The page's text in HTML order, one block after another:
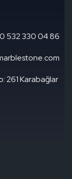
532 330 04 86
261 Karabağlar